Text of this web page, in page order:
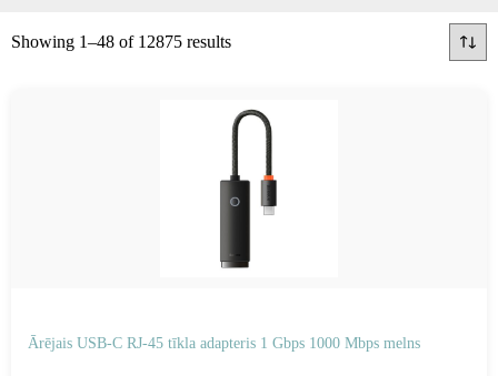
Showing 1–48 of 12875 results
Ārējais USB-C RJ-45 tīkla adapteris 1 Gbps 1000 Mbps melns